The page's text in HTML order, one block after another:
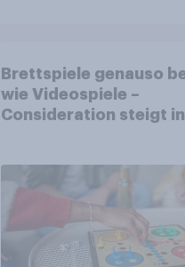
Brettspiele genauso
wie Videospiele –
Consideration steigt in